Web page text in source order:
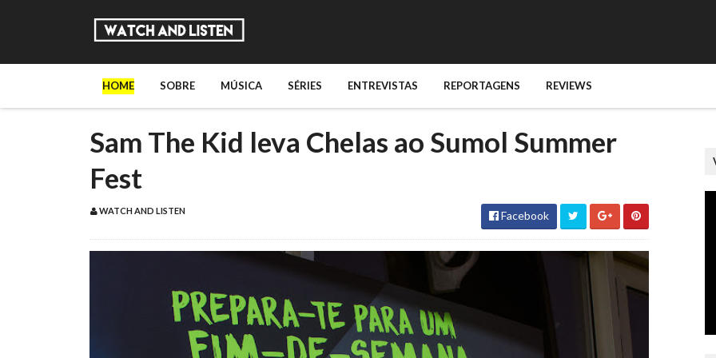
HOME SOBRE MÚSICA SÉRIES ENTREVISTAS REPORTAGENS REVIEWS
Sam The Kid leva Chelas ao Sumol Summer
Fest
WATCH AND LISTEN Facebook